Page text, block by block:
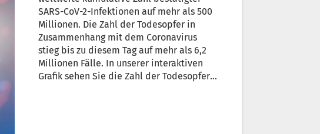
SARS-CoV-2-Infektionen auf mehr als 500
Millionen. Die Zahl der Todesopfer in
Zusammenhang mit dem Coronavirus
stieg bis zu diesem Tag auf mehr als 6,2
Millionen Fälle. In unserer interaktiven
Grafik sehen Sie die Zahl der Todesopfer